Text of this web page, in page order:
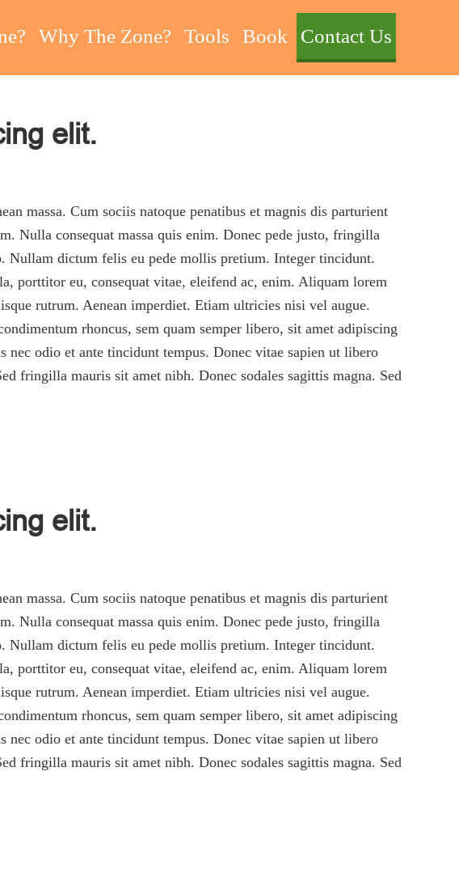
Why The Zone? Tools Book Contact Us
elit.
massa. Cum sociis natoque penatibus et magnis dis parturient
Nulla consequat massa quis enim. Donec pede justo, fringilla
Nullam dictum felis eu pede mollis pretium. Integer tincidunt.
porttitor eu, consequat vitae, eleifend ac, enim. Aliquam lorem
rutrum. Aenean imperdiet. Etiam ultricies nisi vel augue.
rhoncus, sem quam semper libero, sit amet adipiscing
odio et ante tincidunt tempus. Donec vitae sapien ut libero
fringilla mauris sit amet nibh. Donec sodales sagittis magna. Sed
elit.
massa. Cum sociis natoque penatibus et magnis dis parturient
Nulla consequat massa quis enim. Donec pede justo, fringilla
Nullam dictum felis eu pede mollis pretium. Integer tincidunt.
porttitor eu, consequat vitae, eleifend ac, enim. Aliquam lorem
rutrum. Aenean imperdiet. Etiam ultricies nisi vel augue.
rhoncus, sem quam semper libero, sit amet adipiscing
odio et ante tincidunt tempus. Donec vitae sapien ut libero
fringilla mauris sit amet nibh. Donec sodales sagittis magna. Sed